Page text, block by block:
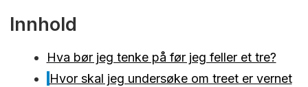
Innhold
Hva bør jeg tenke på før jeg feller et tre?
Hvor skal jeg undersøke om treet er vernet